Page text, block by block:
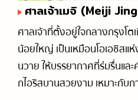
ศาลเจ้าเมจิ (Meiji
ศาลเจ้าที่ตั้งอยู่ใจกลางกรุงโ
น้อยใหญ่ เป็นเหมือนโอเอซิสแ
นวาย ให้บรรยากาศที่ร่มรื่นแ
กไอริสบานสวยงาม เหมาะกับ